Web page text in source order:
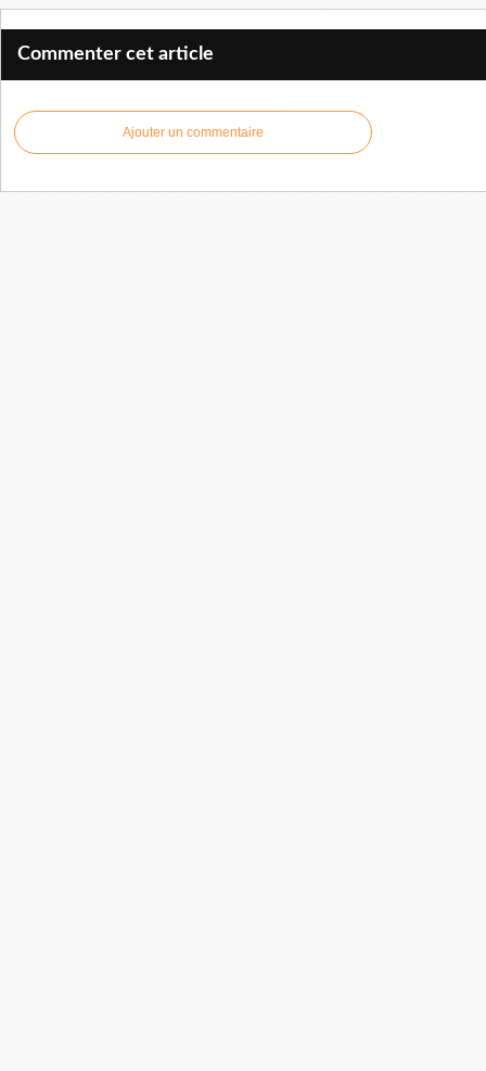
Commenter cet article
Ajouter un commentaire